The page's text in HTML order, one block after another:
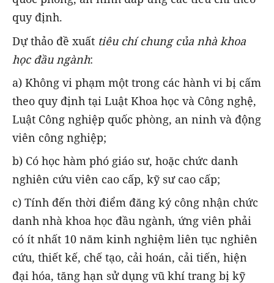
quy định.
Dự thảo đề xuất tiêu chí chung của nhà khoa
học đầu ngành:
a) Không vi phạm một trong các hành vi bị cấm
theo quy định tại Luật Khoa học và Công nghệ,
Luật Công nghiệp quốc phòng, an ninh và động
viên công nghiệp;
b) Có học hàm phó giáo sư, hoặc chức danh
nghiên cứu viên cao cấp, kỹ sư cao cấp;
c) Tính đến thời điểm đăng ký công nhận chức
danh nhà khoa học đầu ngành, ứng viên phải
có ít nhất 10 năm kinh nghiệm liên tục nghiên
cứu, thiết kế, chế tạo, cải hoán, cải tiến, hiện
đại hóa, tăng hạn sử dụng vũ khí trang bị kỹ